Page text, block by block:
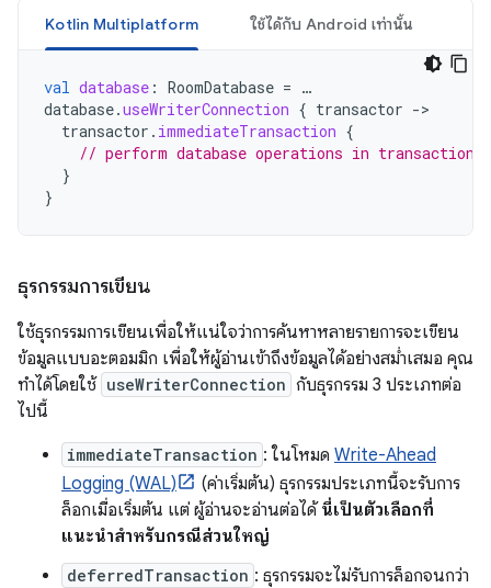
Kotlin Multiplatform ใช้ได้กับ Android เท่านั้น
val database : RoomDatabase = …
database.useWriterConnection { transactor -
transactor . immediateTransaction {
// perform database operations in transaction
}
}
ธุรกรรมการเขียน
ใช้ธุรกรรมการเขียนเพื่อให้แน่ใจว่าการค้นหาหลายรายการจะเขียน
ข้อมูลแบบอะตอมมิก เพื่อให้ผู้อ่านเข้าถึงข้อมูลได้อย่างสม่ำเสมอ คุณ
ทำได้โดยใช้ useWriterConnection กับธุรกรรม 3 ประเภทต่อ
ไปนี้
immediateTransaction : ในโหมด Write-Ahead
Logging (WAL)
(ค่าเริ่มต้น) ธุรกรรมประเภทนี้จะรับการ
ล็อกเมื่อเริ่มต้น แต่ ผู้อ่านจะอ่านต่อได้ นี่เป็นตัวเลือกที่
แนะนำสำหรับกรณีส่วนใหญ่
deferredTransaction : ธุรกรรมจะไม่รับการล็อกจนกว่า